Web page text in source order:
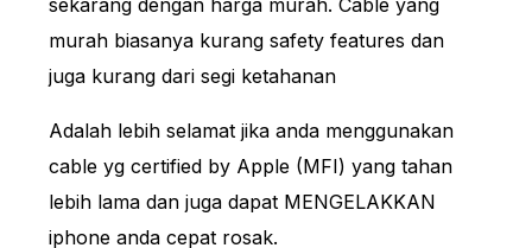
murah biasanya kurang safety features dan
juga kurang dari segi ketahanan
Adalah lebih selamat jika anda menggunakan
cable yg certified by Apple (MFI) yang tahan
lebih lama dan juga dapat MENGELAKKAN
iphone anda cepat rosak.